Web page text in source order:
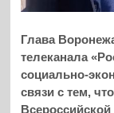
Глава
телеканала
социально-
связи с тем,
Всероссийской